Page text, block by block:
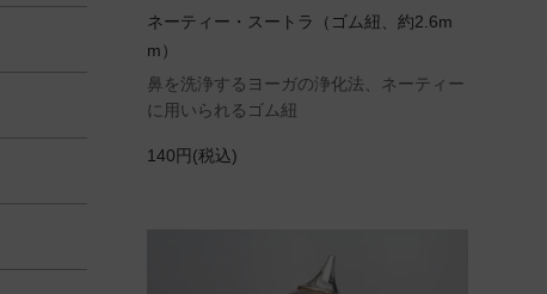
ネーティー・スートラ（ゴム紐、約2.6m
m）
鼻を洗浄するヨーガの浄化法、ネーティー
に用いられるゴム紐
140円(税込)